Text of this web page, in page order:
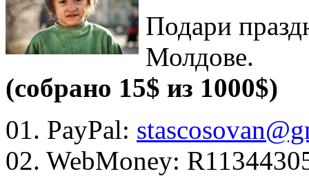
Подари
Молдове.
(собрано 15$ из 1000$)
01. PayPal:
02. WebMoney: